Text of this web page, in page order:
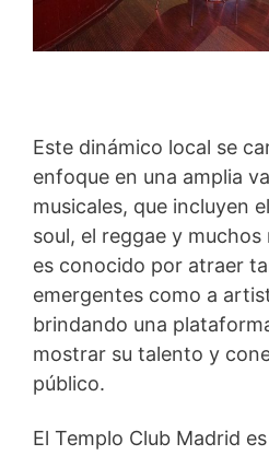
Este dinámico local se
enfoque en una amplia
musicales, que incluyen
soul, el reggae y muchos
es conocido por atraer
emergentes como a
brindando una
mostrar su talento y
público.
El Templo Club Madrid